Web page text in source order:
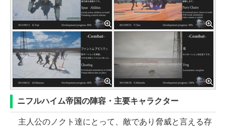
ニフルハイム帝国の陣容・主要キャラクター
主人公のノクト達にとって、敵であり脅威と言える存